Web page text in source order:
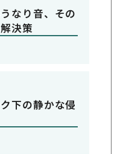
なり音、その
決策
下の静かな侵